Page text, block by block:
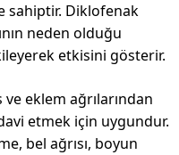
sahiptir. Diklofenak
neden olduğu
etkisini gösterir.
eklem ağrılarından
etmek için uygundur.
bel ağrısı, boyun